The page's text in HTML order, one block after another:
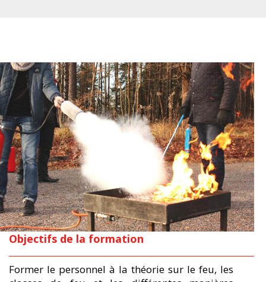
Objectifs de la formation
Former le personnel à la théorie sur le feu, les